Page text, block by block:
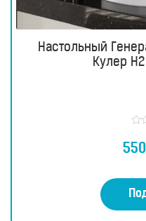
Настольный
Кулер H2
ц
е
а
0
и